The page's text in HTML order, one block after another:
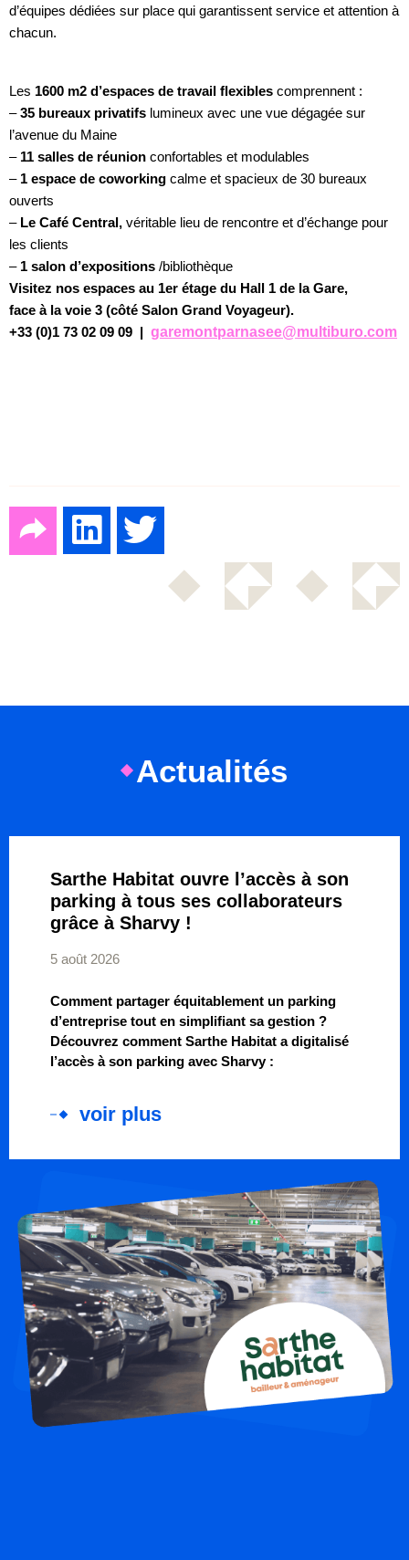
d’équipes dédiées sur place qui garantissent service et attention à
chacun.
Les 1600 m2 d’espaces de travail flexibles comprennent :
–35 bureaux privatifs lumineux avec une vue dégagée sur
l’avenue du Maine
– 11 salles de réunion confortables et modulables
– 1 espace de coworking calme et spacieux de 30 bureaux
ouverts
– Le Café Central, véritable lieu de rencontre et d’échange pour
les clients
– 1 salon d’expositions /bibliothèque
Visitez nos espaces au 1er étage du Hall 1 de la Gare,
face à la voie 3 (côté Salon Grand Voyageur).
+33 (0)1 73 02 09 09 | garemontparnasee@multiburo.com
Actualités
Sarthe Habitat ouvre l’accès à son
parking à tous ses collaborateurs
grâce à Sharvy !
5 août 2026
Comment partager équitablement un parking
d’entreprise tout en simplifiant sa gestion ?
Découvrez comment Sarthe Habitat a digitalisé
l’accès à son parking avec Sharvy :
voir plus